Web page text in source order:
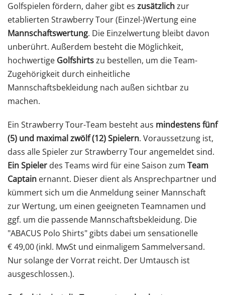
Golfspielen fördern, daher gibt es zusätzlichzur
etablierten Strawberry Tour (Einzel-)Wertung eine
Mannschaftswertung. Die Einzelwertung bleibt davon
unberührt. Außerdem besteht die Möglichkeit,
hochwertige Golfshirtszu bestellen, um die Team-
Zugehörigkeit durch einheitliche
Mannschaftsbekleidung nach außen sichtbar zu
machen.
Ein Strawberry Tour-Team besteht aus mindestens fünf
(5) und maximal zwölf (12) Spielern. Voraussetzung ist,
dass alle Spieler zur Strawberry Tour angemeldet sind.
Ein Spieler des Teams wird für eine Saison zum Team
Captain ernannt. Dieser dient als Ansprechpartner und
kümmert sich um die Anmeldung seiner Mannschaft
zur Wertung, um einen geeigneten Teamnamen und
ggf. um die passende Mannschaftsbekleidung. Die
"ABACUS Polo Shirts" gibts dabei um sensationelle
€ 49,00 (inkl. MwSt und einmaligem Sammelversand.
Nur solange der Vorrat reicht. Der Umtausch ist
ausgeschlossen.).